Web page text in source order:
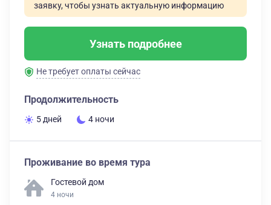
заявку, чтобы узнать актуальную информацию
Узнать подробнее
Не требует оплаты сейчас
Продолжительность
5 дней 4 ночи
Проживание во время тура
Гостевой дом
4 ночи